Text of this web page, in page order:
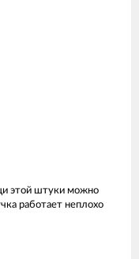
этой штуки можно
работает неплохо